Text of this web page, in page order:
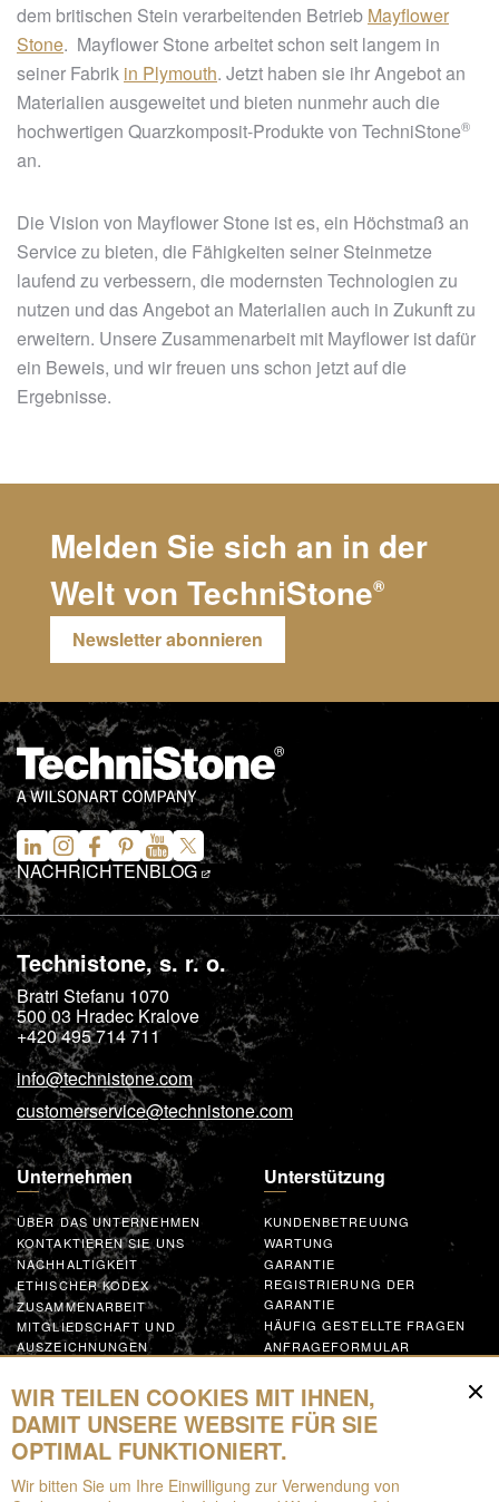
dem britischen Stein verarbeitenden Betrieb Mayflower
Stone. Mayflower Stone arbeitet schon seit langem in
seiner Fabrik in Plymouth. Jetzt haben sie ihr Angebot an
Materialien ausgeweitet und bieten nunmehr auch die
hochwertigen Quarzkomposit-Produkte von TechniStone®
an.
Die Vision von Mayflower Stone ist es, ein Höchstmaß an
Service zu bieten, die Fähigkeiten seiner Steinmetze
laufend zu verbessern, die modernsten Technologien zu
nutzen und das Angebot an Materialien auch in Zukunft zu
erweitern. Unsere Zusammenarbeit mit Mayflower ist dafür
ein Beweis, und wir freuen uns schon jetzt auf die
Ergebnisse.
Melden Sie sich an in der
Welt von TechniStone®
Newsletter abonnieren
NACHRICHTENBLOG
Technistone, s. r. o.
Bratri Stefanu 1070
500 03 Hradec Kralove
+420 495 714 711
info@technistone.com
customerservice@technistone.com
Unternehmen
ÜBER DAS UNTERNEHMEN
KONTAKTIEREN SIE UNS
NACHHALTIGKEIT
ETHISCHER KODEX
ZUSAMMENARBEIT
MITGLIEDSCHAFT UND
AUSZEICHNUNGEN
CONDUCT
MACHEN SIE MIT
Unterstützung
KUNDENBETREUUNG
WARTUNG
GARANTIE
REGISTRIERUNG DER
GARANTIE
HÄUFIG GESTELLTE FRAGEN
ANFRAGEFORMULAR
Ressourcen
WIR TEILEN COOKIES MIT IHNEN,
DAMIT UNSERE WEBSITE FÜR SIE
OPTIMAL FUNKTIONIERT.
Wir bitten Sie um Ihre Einwilligung zur Verwendung von